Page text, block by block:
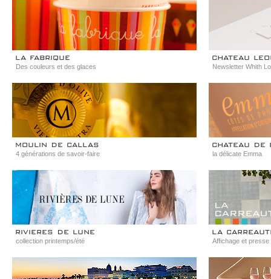
la fabrique
Des couleurs et des glaces
chateau
Newsletter Whith
moulin de callas
4 générations de savoir-faire
chateau de
la délicate Emma
rivieres de lune
collection printemps/été
la
Affichage et presse